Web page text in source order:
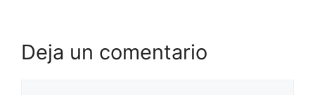
Deja un comentario